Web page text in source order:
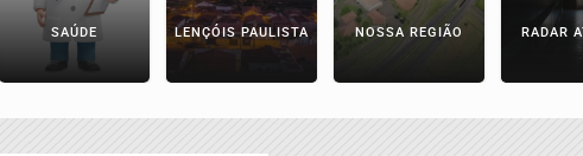
SAÚDE LENÇÓIS PAULISTA NOSSA REGIÃO RADAR